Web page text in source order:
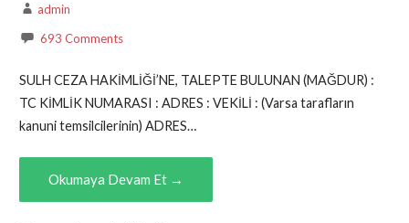
admin
693 Comments
SULH CEZA HAKİMLİĞİ’NE, TALEPTE BULUNAN (MAĞDUR) :
TC KİMLİK NUMARASI : ADRES : VEKİLİ : (Varsa tarafların
kanuni temsilcilerinin) ADRES…
Okumaya Devam Et →